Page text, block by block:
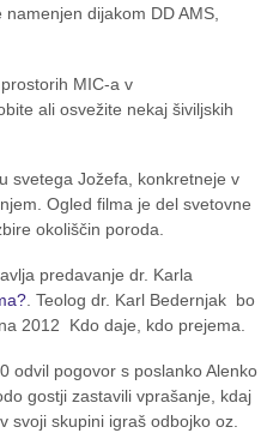
namenjen dijakom DD AMS,
MIC-a v
ali osvežite nekaj šiviljskih
svetega Jožefa, konkretneje v
Ogled filma je del svetovne
okoliščin poroda.
predavanje dr. Karla
. Teolog dr. Karl Bedernjak bo
2012 Kdo daje, kdo prejema.
odvil pogovor s poslanko Alenko
gostji zastavili vprašanje, kdaj
svoji skupini igraš odbojko oz.